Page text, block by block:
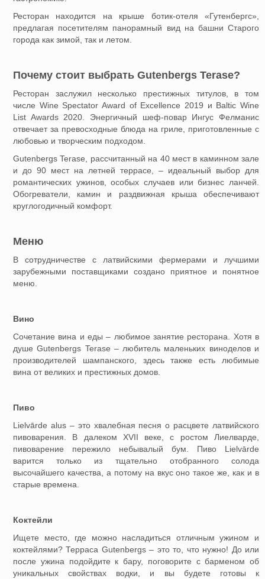
Ресторан находится на крыше ботик-отеля «Гутенбергс»,
предлагая посетителям панорамный вид на башни Старого
города как зимой, так и летом.
Почему стоит выбрать Gutenbergs Terase?
Ресторан заслужил несколько престижных титулов, в том
числе Wine Spectator Award of Excellence 2019 и Baltic Wine
List Awards 2020. Энергичный шеф-повар Ингус Фелманис
отвечает за превосходные блюда на гриле, приготовленные с
любовью и творческим подходом.
Gutenbergs Terase, рассчитанный на 40 мест в каминном зале
и до 90 мест на летней террасе, – идеальный выбор для
романтических ужинов, особых случаев или бизнес ланчей.
Обогреватели, камин и раздвижная крыша обеспечивают
круглогодичный комфорт.
Меню
В сотрудничестве с латвийскими фермерами и лучшими
зарубежными поставщиками создано приятное и понятное
меню.
Вино
Сочетание вина и еды – любимое занятие ресторана. Хотя в
душе Gutenbergs Terase – любитель маленьких виноделов и
производителей шампанского, здесь также есть любимые
вина от великих и престижных домов.
Пиво
Lielvārde alus – это хвалебная песня о расцвете латвийского
пивоварения. В далеком XVII веке, с ростом Лиелварде,
пивоварение пережило небывалый бум. Пиво Lielvārde
варится только из тщательно отобранного солода
высочайшего качества, а потому на вкус оно такое же, как и в
старые времена.
Коктейли
Ищете место, где можно насладиться отличным ужином и
коктейлями? Терраса Gutenbergs – это то, что нужно! До или
после ужина подойдите к бару, поговорите с барменом об
уникальных свойствах водки, и вы будете готовы к